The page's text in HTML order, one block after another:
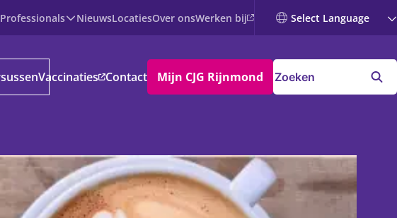
Professionals NieuwsLocatiesOver onsWerken bij
Vaccinaties Contact Mijn CJG Rijnmond